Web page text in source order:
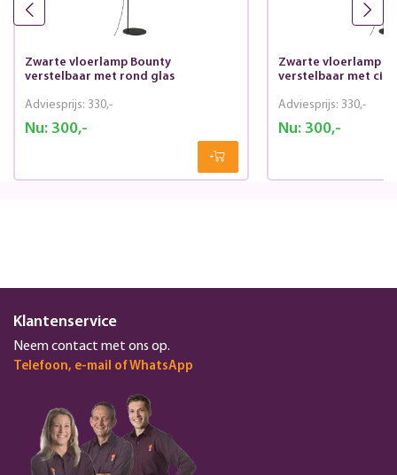
Zwarte vloerlamp Bounty
verstelbaar met rond glas
Nu:300,-
Adviesprijs: 330,-
Zwarte vloerlamp
verstelbaar met
Nu:300,-
Adviesprijs: 330,-
Klantenservice
Neem contact met ons op.
Telefoon, e-mail of WhatsApp